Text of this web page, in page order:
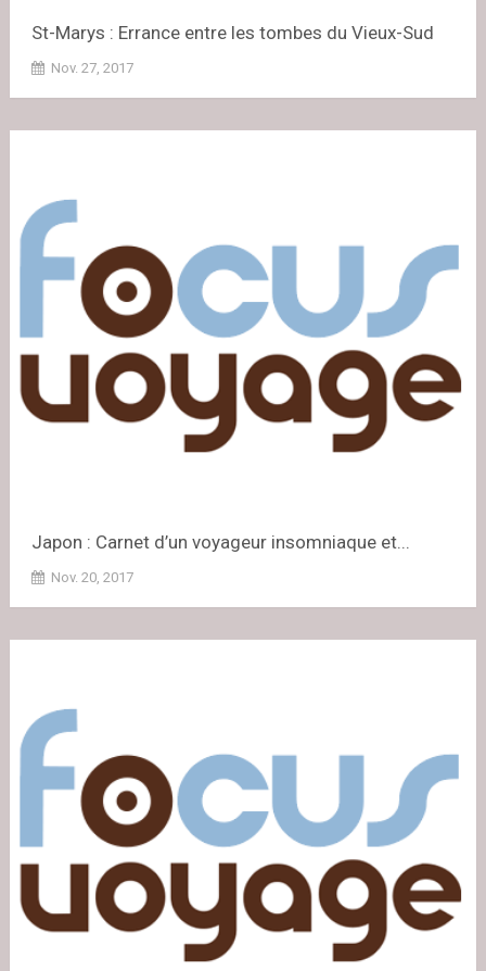
St-Marys : Errance entre les tombes du Vieux-Sud
Nov. 27, 2017
Japon : Carnet d’un voyageur insomniaque et...
Nov. 20, 2017